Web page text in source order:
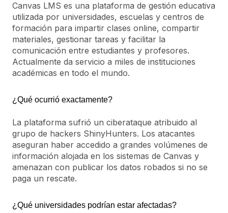
Canvas LMS es una plataforma de gestión educativa
utilizada por universidades, escuelas y centros de
formación para impartir clases online, compartir
materiales, gestionar tareas y facilitar la
comunicación entre estudiantes y profesores.
Actualmente da servicio a miles de instituciones
académicas en todo el mundo.
¿Qué ocurrió exactamente?
La plataforma sufrió un ciberataque atribuido al
grupo de hackers ShinyHunters. Los atacantes
aseguran haber accedido a grandes volúmenes de
información alojada en los sistemas de Canvas y
amenazan con publicar los datos robados si no se
paga un rescate.
¿Qué universidades podrían estar afectadas?